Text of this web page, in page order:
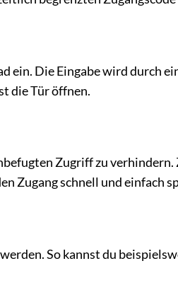
ein. Die Eingabe wird durch
die Tür öffnen.
Zugriff zu verhindern.
Zugang schnell und einfach
So kannst du